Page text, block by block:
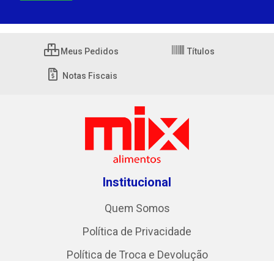
Meus Pedidos Títulos
Notas Fiscais
Institucional
Quem Somos
Política de Privacidade
Política de Troca e Devolução